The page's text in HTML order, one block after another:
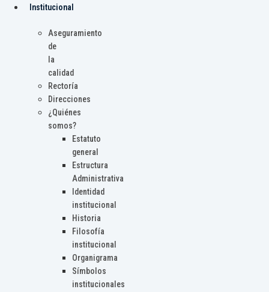
Institucional
Aseguramiento
de
la
calidad
Rectoría
Direcciones
¿Quiénes
somos?
Estatuto
general
Estructura
Administrativa
Identidad
institucional
Historia
Filosofía
institucional
Organigrama
Símbolos
institucionales